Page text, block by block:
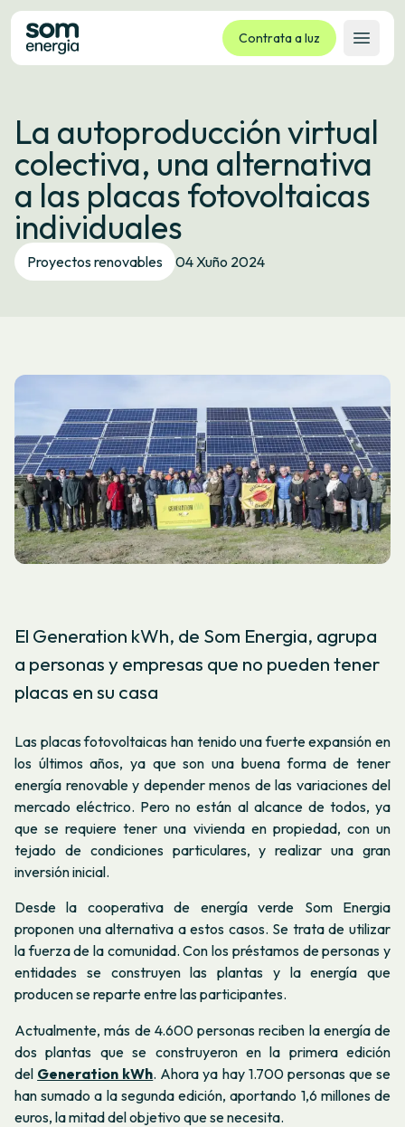
Contrata a luz
Abrir
Tarifas
Servizos
Empresas
La cooperativa
Contacto
Trámites
La autoproducción virtual
colectiva, una alternativa
a las placas fotovoltaicas
individuales
Proyectos renovables 04 Xuño 2024
El Generation kWh, de Som Energia, agrupa
a personas y empresas que no pueden tener
placas en su casa
Las placas fotovoltaicas han tenido una fuerte expansión en
los últimos años, ya que son una buena forma de tener
energía renovable y depender menos de las variaciones del
mercado eléctrico. Pero no están al alcance de todos, ya
que se requiere tener una vivienda en propiedad, con un
tejado de condiciones particulares, y realizar una gran
inversión inicial.
Desde la cooperativa de energía verde Som Energia
proponen una alternativa a estos casos. Se trata de utilizar
la fuerza de la comunidad. Con los préstamos de personas y
entidades se construyen las plantas y la energía que
producen se reparte entre las participantes.
Actualmente, más de 4.600 personas reciben la energía de
dos plantas que se construyeron en la primera edición
del Generation kWh. Ahora ya hay 1.700 personas que se
han sumado a la segunda edición, aportando 1,6 millones de
euros, la mitad del objetivo que se necesita.